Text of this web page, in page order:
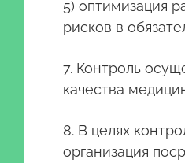
5) оптимизация
рисков в
7. Контроль
качества
8. В целях
организация